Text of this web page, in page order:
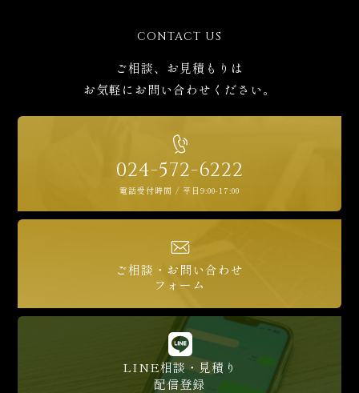
CONTACT US
ご相談、お見積もりは
お気軽にお問い合わせください。
024-572-6222
電話受付時間 / 平日9:00-17:00
ご相談・お問い合わせ
フォーム
LINE相談・見積り
配信登録